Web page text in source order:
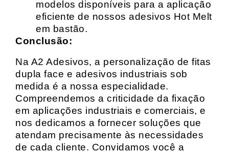
modelos disponíveis para a aplicação
eficiente de nossos adesivos Hot Melt
em bastão.
Conclusão:
Na A2 Adesivos, a personalização de fitas
dupla face e adesivos industriais sob
medida é a nossa especialidade.
Compreendemos a criticidade da fixação
em aplicações industriais e comerciais, e
nos dedicamos a fornecer soluções que
atendam precisamente às necessidades
de cada cliente. Convidamos você a